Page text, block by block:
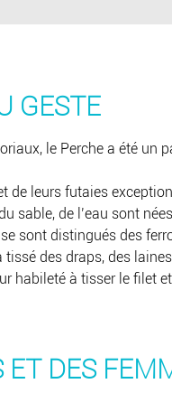
GESTE
le Perche a été un
de leurs futaies
sable, de l’eau sont
sont distingués des
tissé des draps, des
habileté à tisser le filet
DES